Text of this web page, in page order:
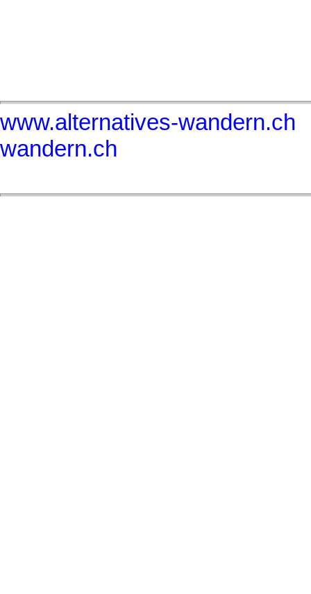
www.alternatives-wandern.ch
wandern.ch